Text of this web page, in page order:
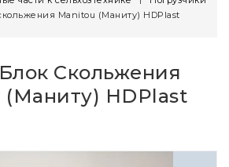
Manitou (Маниту) HDPlast
Скольжения
(Маниту) HDPlast